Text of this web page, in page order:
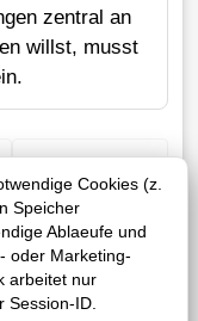
Cookies (z.
Speicher
Ablaeufe und
oder Marketing-
arbeitet nur
Session-ID.
zentral an
willst, musst
Sticker erstellen